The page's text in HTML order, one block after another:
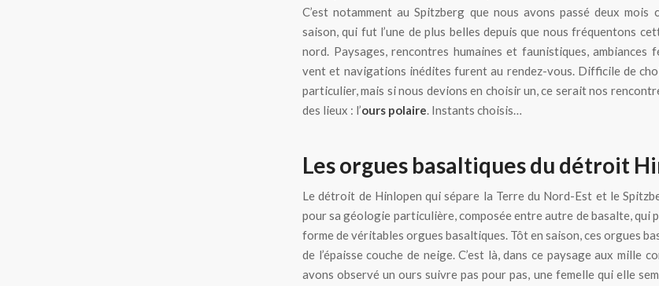
C’est notamment au Spitzberg que nous avons passé deux
saison, qui fut l’une de plus belles depuis que nous fréquentons
nord. Paysages, rencontres humaines et faunistiques, ambiances
vent et navigations inédites furent au rendez-vous. Difficile de
particulier, mais si nous devions en choisir un, ce serait nos
des lieux : l’ours polaire. Instants choisis…
Les orgues basaltiques du détroit
Le détroit de Hinlopen qui sépare la Terre du Nord-Est et le
pour sa géologie particulière, composée entre autre de basalte, qui
forme de véritables orgues basaltiques. Tôt en saison, ces orgues
de l’épaisse couche de neige. C’est là, dans ce paysage aux mille
avons observé un ours suivre pas pour pas, une femelle qui elle